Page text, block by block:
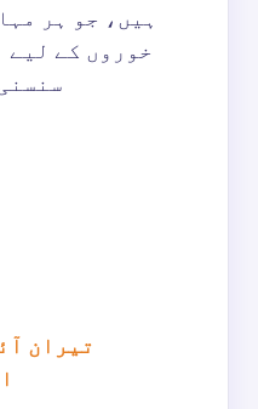
ہیں، جو ہر
خوروں کے لیے
تیران